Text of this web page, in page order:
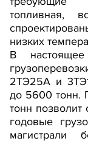
топливная,
низких
В
2ТЭ25А и
до 5600 тонн.
тонн
годовые
магистрали